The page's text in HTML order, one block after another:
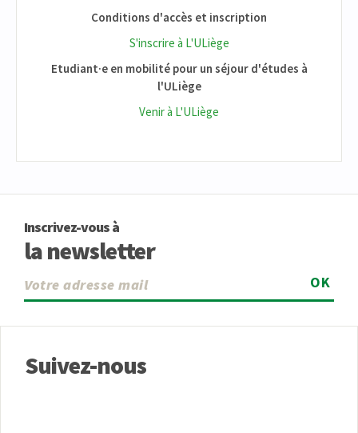
Conditions d'accès et inscription
S'inscrire à L'ULiège
Etudiant·e en mobilité pour un séjour d'études à
l'ULiège
Venir à L'ULiège
Inscrivez-vous à
la newsletter
OK
Suivez-nous